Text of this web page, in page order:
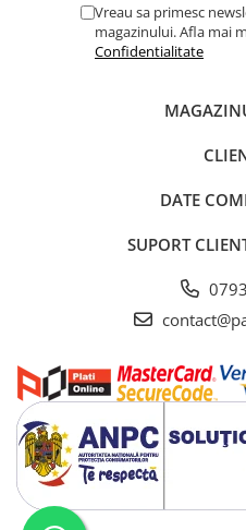
Vreau sa primesc
magazinului. Afla mai
Confidentialitate
DATE
SUPORT